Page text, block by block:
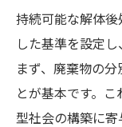
持続可能な解体
した基準を設定し
まず、廃棄物の
とが基本です。
型社会の構築に寄